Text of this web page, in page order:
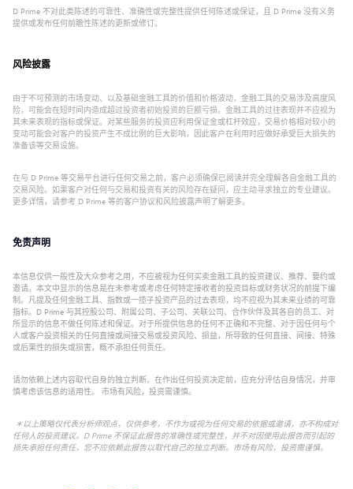
D Prime 不对此类陈述的可靠性、准确性或完整性提供任何陈述或保证，且 D Prime 没有义务
提供或发布任何前瞻性陈述的更新或修订。
风险披露
由于不可预测的市场变动、以及基础金融工具的价值和价格波动，金融工具的交易涉及高度风
险，可能会在短时间内造成超过投资者初始投资的巨额亏损。金融工具的过往表现并不应视为
其未来表现的指标或保证。对某些服务的投资应利用保证金或杠杆效应，交易价格相对较小的
变动可能会对客户的投资产生不成比例的巨大影响，因此客户在利用时应做好承受巨大损失的
准备该等交易设施。
在与 D Prime 等交易平台进行任何交易之前，客户必须确保已阅读并完全理解各自金融工具的
交易风险。如果客户对任何与交易和投资有关的风险存在疑问，应主动寻求独立的专业建议。
更多详情，请参考 D Prime 等的客户协议和风险披露声明了解更多。
免责声明
本信息仅供一般性及大众参考之用，不应被视为任何买卖金融工具的投资建议、推荐、要约或
邀请。本文中显示的信息是在未参考或考虑任何特定接收者的投资目标或财务状况的前提下编
制。凡提及任何金融工具、指数或一揽子投资产品的过去表现，均不应视为其未来业绩的可靠
指标。D Prime 与其控股公司、附属公司、子公司、关联公司、合作伙伴及其各自的员工、对
所显示的信息不做任何陈述和保证。对于所提供信息的任何不正确和不完整、对于因任何与个
人或客户投资相关的任何直接或间接交易或投资风险、损益，所导致的任何直接、间接、特殊
或后果性的损失或损害，概不承担任何责任。
请勿依赖上述内容取代自身的独立判断。在作出任何投资决定前，应充分评估自身情况，并审
慎考虑该信息的适用性。 市场有风险，投资需谨慎。
＊以上策略仅代表分析师观点，仅供参考，不作为或视为任何交易的依据或邀请，亦不构成对
任何人的投资建议。D Prime 不保证此报告的准确性或完整性，并不对因使用此报告而引起的
损失承担任何责任，您不应依赖此报告以取代自己的独立判断。市场有风险，投资需谨慎。